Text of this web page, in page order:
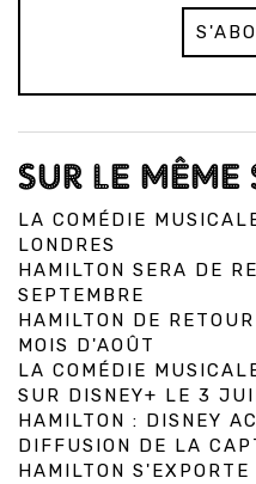
SUR LE MÊME
LA COMÉDIE
LONDRES
HAMILTON SERA DE
SEPTEMBRE
HAMILTON DE
MOIS D'AOÛT
LA COMÉDIE
SUR DISNEY+ LE 3
HAMILTON : DISNEY
DIFFUSION DE LA
HAMILTON